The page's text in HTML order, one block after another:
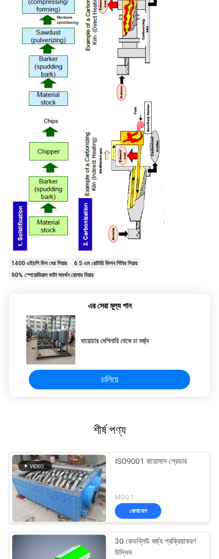
1400 এইচপি মিল ঘের গিয়ার
6 5 এম রোটারি কিলন গিটার গিয়ার
90% স্পেরোডিয়াল ভাটা সমর্থন রোলার বিয়ার
এর সেরা মূল্য পান
বায়োচার মেশিনারি থেকে চা বর্জ্য
চালিয়ে
শীর্ষ পণ্য
ISO9001 বায়োমাস শ্রেডার
MOQ:1
যোগাযোগ
30 কেডব্লিউ বর্জ্য প্রক্রিয়াকরণ
উদ্ভিদ